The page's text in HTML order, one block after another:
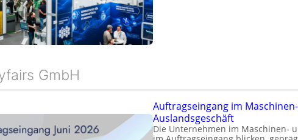
GmbH
Auftragseingang im
Auslandsgeschäft
Die Unternehmen im Maschinen-